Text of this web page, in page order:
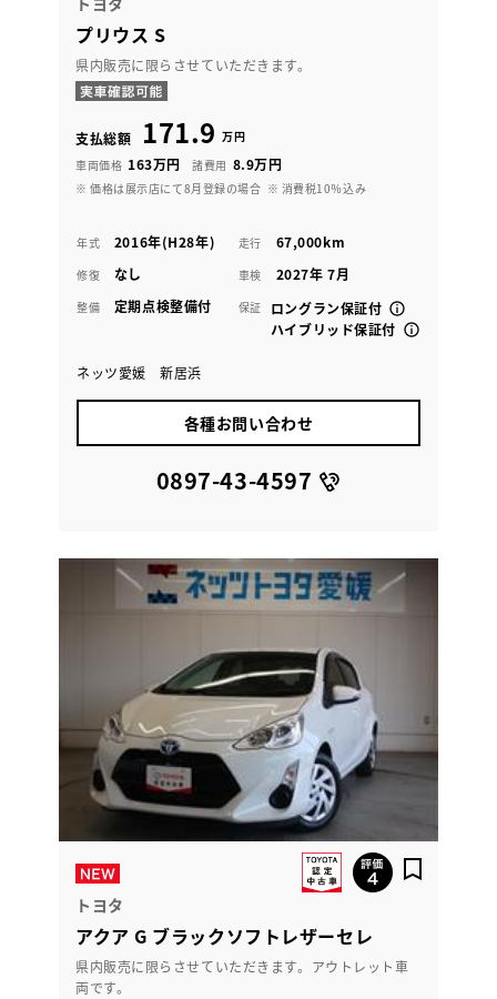
プリウス S
県内販売に限らさせていただきます。
支払総額 171.9 万円
車両価格 163万円 諸費用 8.9万円
※ 価格は展示店にて8月登録の場合 ※ 消費税10％込み
年式 2016年(H28年) 走行 67,000km
修復 なし 車検 2027年 7月
整備 定期点検整備付 保証
ロングラン保証付
ハイブリッド保証付
ネッツ愛媛 新居浜
各種お問い合わせ
0897-43-4597
トヨタ
アクア G ブラックソフトレザーセレ
県内販売に限らさせていただきます。アウトレット車
両です。